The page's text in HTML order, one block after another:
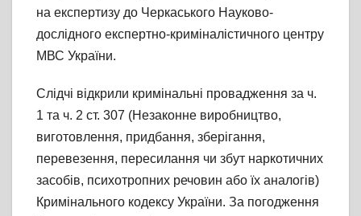
на експертизу до Черкаського Науково-
дослідного експертно-криміналістичного центру
МВС України.
Слідчі відкрили кримінальні провадження за ч.
1 та ч. 2 ст. 307 (Незаконне виробництво,
виготовлення, придбання, зберігання,
перевезення, пересилання чи збут наркотичних
засобів, психотропних речовин або їх аналогів)
Кримінального кодексу України. За погодження